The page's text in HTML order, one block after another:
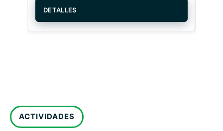
DETALLES
ACTIVIDADES